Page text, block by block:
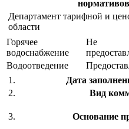
Департамент тарифной и
области
Горячее
водоснабжение
Не
Водоотведение
1.
Дата
2.
Вид
3. Основание